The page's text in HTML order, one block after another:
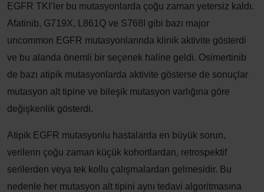
EGFR TKI’ler bu mutasyonlarda çoğu zaman yetersiz kaldı.
Afatinib, G719X, L861Q ve S768I gibi bazı major
uncommon EGFR mutasyonlarında klinik aktivite gösterdi
ve bu alanda önemli bir seçenek haline geldi. Osimertinib
de bazı atipik mutasyonlarda aktivite gösterse de sonuçlar
mutasyon alt tipine ve bileşik mutasyon varlığına göre
değişkenlik gösterdi.
Atipik EGFR mutasyonlu hastalarda en büyük sorun,
verilerin çoğu zaman küçük kohortlardan, retrospektif
serilerden veya tek kollu çalışmalardan gelmesidir. Bu
nedenle her mutasyon alt tipini aynı tedavi algoritmasına